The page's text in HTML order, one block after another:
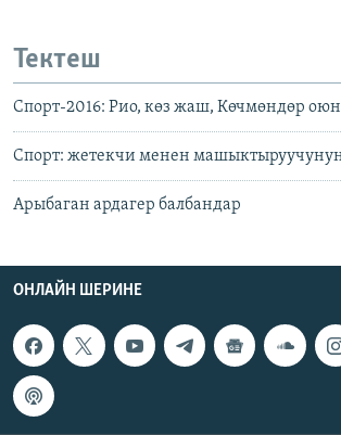
Тектеш
Спорт-2016: Рио, көз жаш, Көчмөндөр
Спорт: жетекчи менен
Арыбаган ардагер балбандар
ОНЛАЙН ШЕРИНЕ